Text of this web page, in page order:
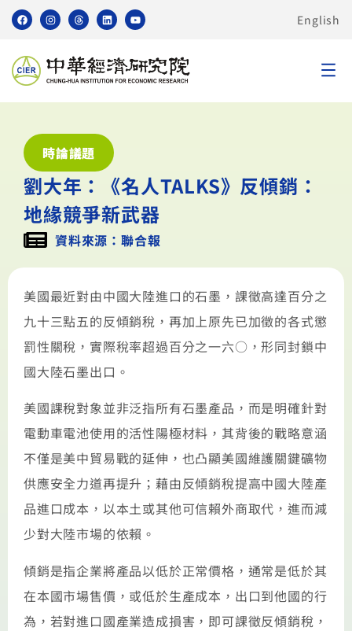
English
時論議題
劉大年：《名人TALKS》反傾銷：
地緣競爭新武器
資料來源：聯合報
美國最近對由中國大陸進口的石墨，課徵高達百分之
九十三點五的反傾銷稅，再加上原先已加徵的各式懲
罰性關稅，實際稅率超過百分之一六○，形同封鎖中
國大陸石墨出口。
美國課稅對象並非泛指所有石墨產品，而是明確針對
電動車電池使用的活性陽極材料，其背後的戰略意涵
不僅是美中貿易戰的延伸，也凸顯美國維護關鍵礦物
供應安全力道再提升；藉由反傾銷稅提高中國大陸產
品進口成本，以本土或其他可信賴外商取代，進而減
少對大陸市場的依賴。
傾銷是指企業將產品以低於正常價格，通常是低於其
在本國市場售價，或低於生產成本，出口到他國的行
為，若對進口國產業造成損害，即可課徵反傾銷稅，